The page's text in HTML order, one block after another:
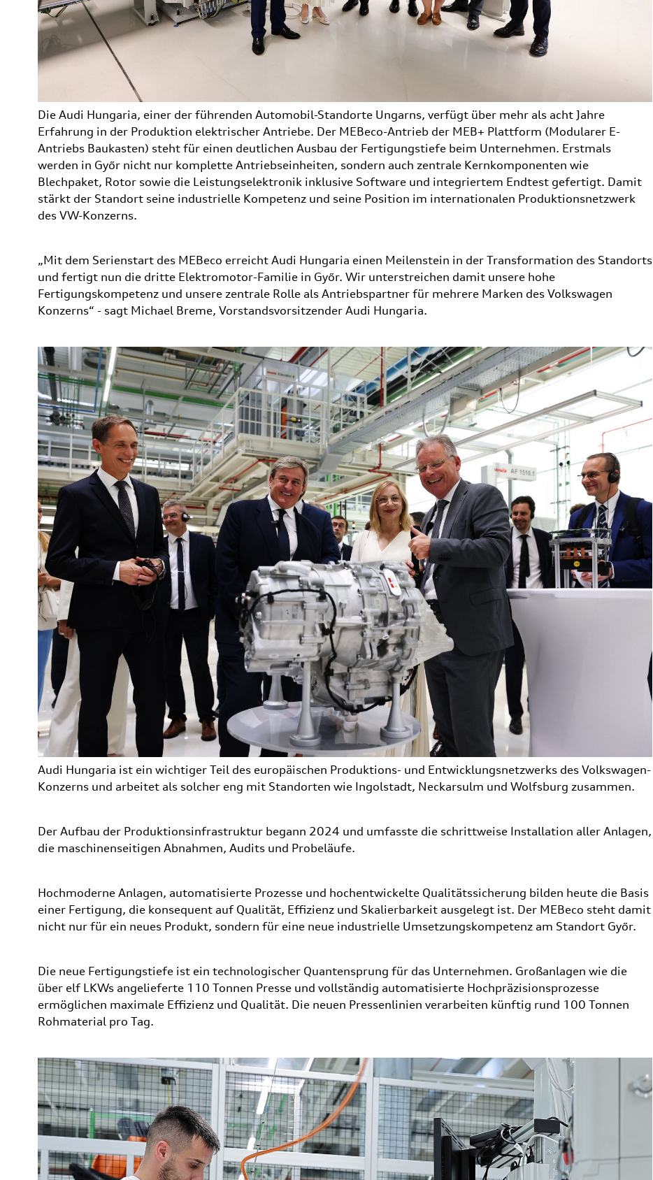
Die Audi Hungaria, einer der führenden Automobil-Standorte Ungarns, verfügt über mehr als acht Jahre
Erfahrung in der Produktion elektrischer Antriebe. Der MEBeco-Antrieb der MEB+ Plattform (Modularer E-
Antriebs Baukasten) steht für einen deutlichen Ausbau der Fertigungstiefe beim Unternehmen. Erstmals
werden in Győr nicht nur komplette Antriebseinheiten, sondern auch zentrale Kernkomponenten wie
Blechpaket, Rotor sowie die Leistungselektronik inklusive Software und integriertem Endtest gefertigt. Damit
stärkt der Standort seine industrielle Kompetenz und seine Position im internationalen Produktionsnetzwerk
des VW-Konzerns.
„Mit dem Serienstart des MEBeco erreicht Audi Hungaria einen Meilenstein in der Transformation des Standorts
und fertigt nun die dritte Elektromotor-Familie in Győr. Wir unterstreichen damit unsere hohe
Fertigungskompetenz und unsere zentrale Rolle als Antriebspartner für mehrere Marken des Volkswagen
Konzerns“ - sagt Michael Breme, Vorstandsvorsitzender Audi Hungaria.
Audi Hungaria ist ein wichtiger Teil des europäischen Produktions- und Entwicklungsnetzwerks des Volkswagen-
Konzerns und arbeitet als solcher eng mit Standorten wie Ingolstadt, Neckarsulm und Wolfsburg zusammen.
Der Aufbau der Produktionsinfrastruktur begann 2024 und umfasste die schrittweise Installation aller Anlagen,
die maschinenseitigen Abnahmen, Audits und Probeläufe.
Hochmoderne Anlagen, automatisierte Prozesse und hochentwickelte Qualitätssicherung bilden heute die Basis
einer Fertigung, die konsequent auf Qualität, Effizienz und Skalierbarkeit ausgelegt ist. Der MEBeco steht damit
nicht nur für ein neues Produkt, sondern für eine neue industrielle Umsetzungskompetenz am Standort Győr.
Die neue Fertigungstiefe ist ein technologischer Quantensprung für das Unternehmen. Großanlagen wie die
über elf LKWs angelieferte 110 Tonnen Presse und vollständig automatisierte Hochpräzisionsprozesse
ermöglichen maximale Effizienz und Qualität. Die neuen Pressenlinien verarbeiten künftig rund 100 Tonnen
Rohmaterial pro Tag.